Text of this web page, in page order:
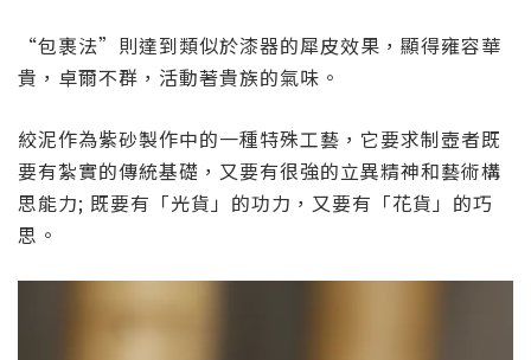
“包裹法”則達到類似於漆器的犀皮效果，顯得雍容華
貴，卓爾不群，活動著貴族的氣味。
絞泥作為紫砂製作中的一種特殊工藝，它要求制壺者既
要有紮實的傳統基礎，又要有很強的立異精神和藝術構
思能力; 既要有「光貨」的功力，又要有「花貨」的巧
思。